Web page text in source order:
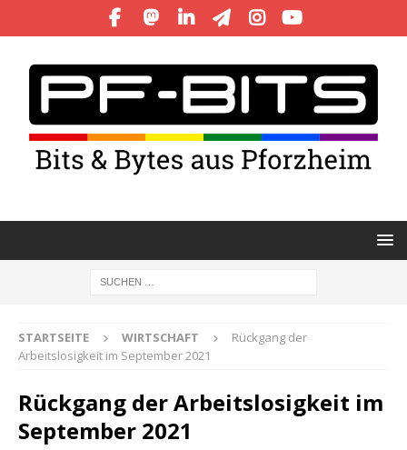
STARTSEITE WIRTSCHAFT
Rückgang der
Arbeitslosigkeit im September 2021
Rückgang der Arbeitslosigkeit im
September 2021